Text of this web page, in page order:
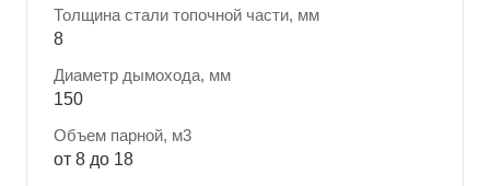
Толщина стали топочной части, мм
8
Диаметр дымохода, мм
150
Объем парной, м3
от 8 до 18